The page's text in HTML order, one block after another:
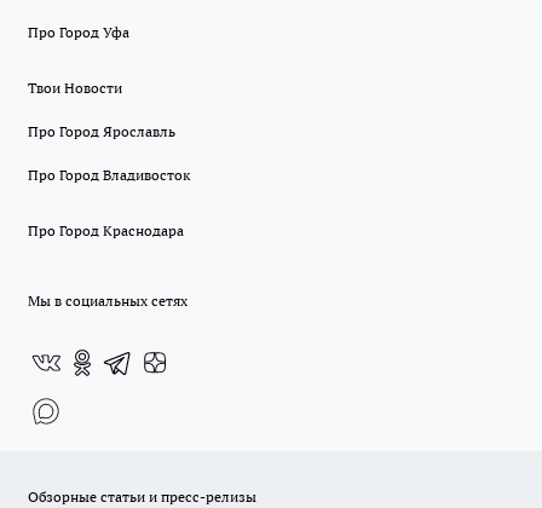
Про Город Уфа
Твои Новости
Про Город Ярославль
Про Город Владивосток
Про Город Краснодара
Мы в социальных сетях
Обзорные статьи и пресс-релизы